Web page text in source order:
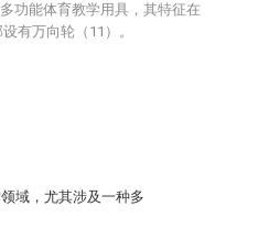
域，尤其涉及一种多
功能体育教学用具，其特征在
有万向轮（11）。